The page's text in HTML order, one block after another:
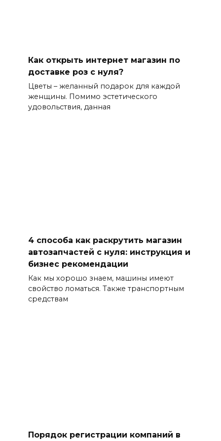
Как открыть интернет магазин по
доставке роз с нуля?
Цветы – желанный подарок для каждой
женщины. Помимо эстетического
удовольствия, данная
4 способа как раскрутить магазин
автозапчастей с нуля: инструкция и
бизнес рекомендации
Как мы хорошо знаем, машины имеют
свойство ломаться. Также транспортным
средствам
Порядок регистрации компаний в